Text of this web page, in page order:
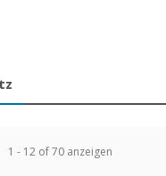
1 - 12 of 70 anzeigen